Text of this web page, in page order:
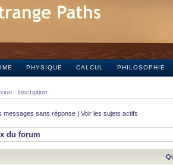
PHYSIQUE CALCUL PHILOSOPHIE
Inscription
messages sans réponse | Voir les sujets actifs
du forum